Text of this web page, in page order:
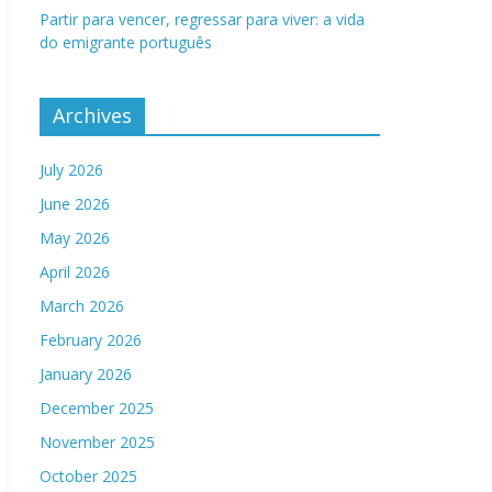
Partir para vencer, regressar para viver: a vida
do emigrante português
Archives
July 2026
June 2026
May 2026
April 2026
March 2026
February 2026
January 2026
December 2025
November 2025
October 2025